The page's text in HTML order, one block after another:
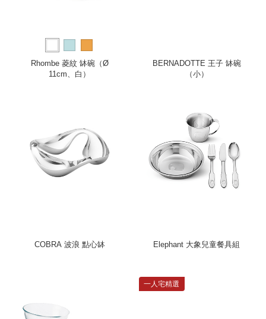
Rhombe 菱紋 缽碗（Ø
11cm、白）
BERNADOTTE 王子 缽碗
（小）
COBRA 波浪 點心缽 Elephant 大象兒童餐具組
一人宅精選